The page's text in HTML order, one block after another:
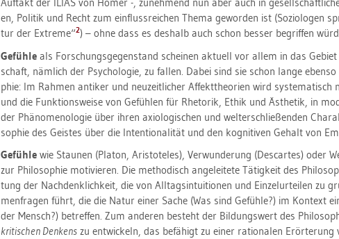
en, Po­li­tik und Recht zum ein­fluss­rei­chen Thema ge­wor­den ist (So­zio­lo­gen
tur der Ex­tre­me“2) – ohne dass es des­halb auch schon bes­ser be­grif­fen
Ge­füh­leals For­schungs­ge­gen­stand schei­nen ak­tu­ell vor allem in das
schaft, näm­lich der Psy­cho­lo­gie, zu fal­len. Dabei sind sie schon lange
phie: Im Rah­men an­ti­ker und neu­zeit­li­cher Af­fekt­theo­ri­en wird sys­te­ma­tisch
und die Funk­ti­ons­wei­se von Ge­füh­len für Rhe­to­rik, Ethik und Äs­the­tik, in
der Phä­no­me­no­lo­gie über ihren axio­lo­gi­schen und welt­er­schlie­ßen­den
so­phie des Geis­tes über die In­ten­tio­na­li­tät und den ko­gni­ti­ven Ge­halt von
Ge­füh­lewie Stau­nen (Pla­ton, Aris­to­te­les), Ver­wun­de­rung (Des­car­tes) oder
zur Phi­lo­so­phie mo­ti­vie­ren. Die me­tho­disch an­ge­lei­te­te Tä­tig­keit des
tung der Nach­denk­lich­keit, die von All­tags­in­tui­tio­nen und Ein­zel­ur­tei­len zu
men­fra­gen führt, die die Natur einer Sache (Was sind Ge­füh­le?) im Kon­text
der Mensch?) be­tref­fen. Zum an­de­ren be­steht der Bil­dungs­wert des
kri­ti­schen Den­kenszu ent­wi­ckeln, das be­fä­higt zu einer ra­tio­na­len Er­ör­te­rung